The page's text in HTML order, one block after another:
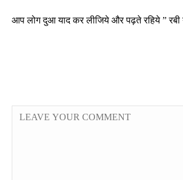
आप लोग दुआ याद कर लीजिये और पढ़ते रहिये ” रबी